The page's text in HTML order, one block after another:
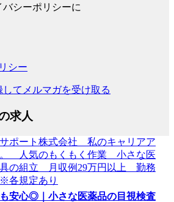
シーポリシーに
シー
求人
安心◎｜小さな医薬品の目視検査